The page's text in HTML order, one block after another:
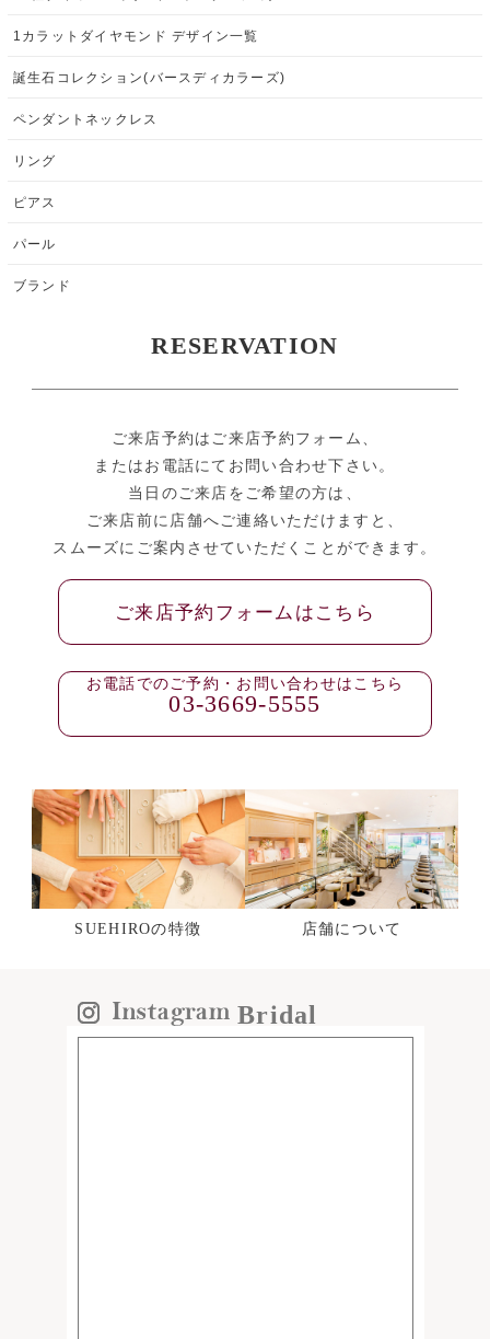
1カラットダイヤモンド デザイン一覧
誕生石コレクション(バースディカラーズ)
ペンダントネックレス
リング
ピアス
パール
ブランド
RESERVATION
ご来店予約はご来店予約フォーム、
またはお電話にてお問い合わせ下さい。
当日のご来店をご希望の方は、
ご来店前に店舗へご連絡いただけますと、
スムーズにご案内させていただくことができます。
ご来店予約フォームはこちら
お電話でのご予約・お問い合わせはこちら
03-3669-5555
SUEHIROの特徴 店舗について
Bridal